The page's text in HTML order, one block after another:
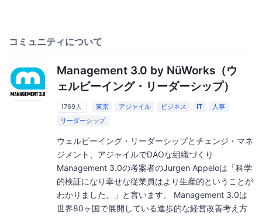
コミュニティについて
Management 3.0 by NüWorks（ウ
ェルビーイング・リーダーシップ）
1769人 東京 アジャイル ビジネス IT
人事
リーダーシップ
ウェルビーイング・リーダーシップとチェンジ・マネ
ジメント、アジャイルでDAOな組織づくり
Management 3.0の考案者のJurgen Appeloは「科学
的検証になり幸せな従業員はより生産的ということが
わかりました。」と言います。 Management 3.0は
世界80ヶ国で展開している進歩的な経営改善考え方